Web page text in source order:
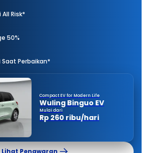
All Risk*
50%
Perbaikan*
Compact EV for Modern Life
Wuling Binguo EV
Mulai dari
Rp 260 ribu/hari